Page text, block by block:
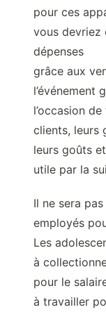
pour ces
vous devriez
dépenses
grâce aux
l’événement
l’occasion
clients, leurs
leurs goûts
utile par la
Il ne sera
employés
Les
à
pour le
à travailler